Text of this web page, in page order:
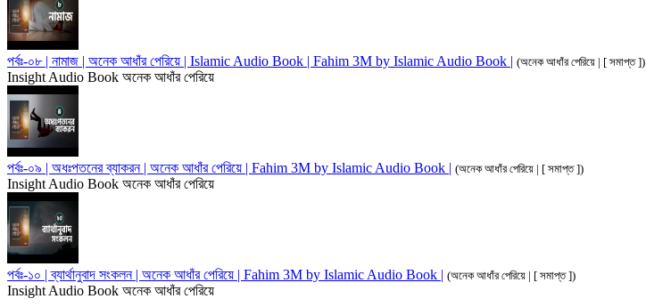
পর্বঃ-০৮ | নামাজ | অনেক আধাঁর পেরিয়ে | Islamic Audio Book | Fahim 3M by Islamic Audio Book | (অনেক আধাঁর পেরিয়ে | [ সমাপ্ত ])
Insight Audio Book অনেক আধাঁর পেরিয়ে
পর্বঃ-০৯ | অধঃপতনের ব্যাকরন | অনেক আধাঁর পেরিয়ে | Fahim 3M by Islamic Audio Book | (অনেক আধাঁর পেরিয়ে | [ সমাপ্ত ])
Insight Audio Book অনেক আধাঁর পেরিয়ে
পর্বঃ-১০ | ব্যার্থানুবাদ সংকলন | অনেক আধাঁর পেরিয়ে | Fahim 3M by Islamic Audio Book | (অনেক আধাঁর পেরিয়ে | [ সমাপ্ত ])
Insight Audio Book অনেক আধাঁর পেরিয়ে